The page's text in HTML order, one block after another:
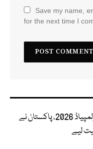
Save my name,
for the next time I
انٹرنیشنل نیوکلیئر سائنس اولمپیاڈ 2026، پاکستان نے
لیے